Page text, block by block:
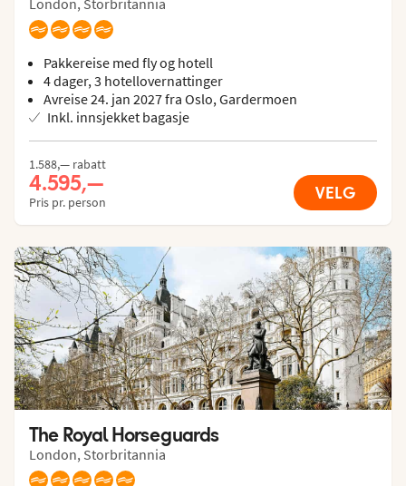
Pakkereise med fly og hotell
4 dager, 3 hotellovernattinger
Avreise 24. jan 2027 fra Oslo, Gardermoen
Inkl. innsjekket bagasje
1.588,— rabatt
4.595,—
Pris pr. person VELG
The Royal Horseguards
London, Storbritannia